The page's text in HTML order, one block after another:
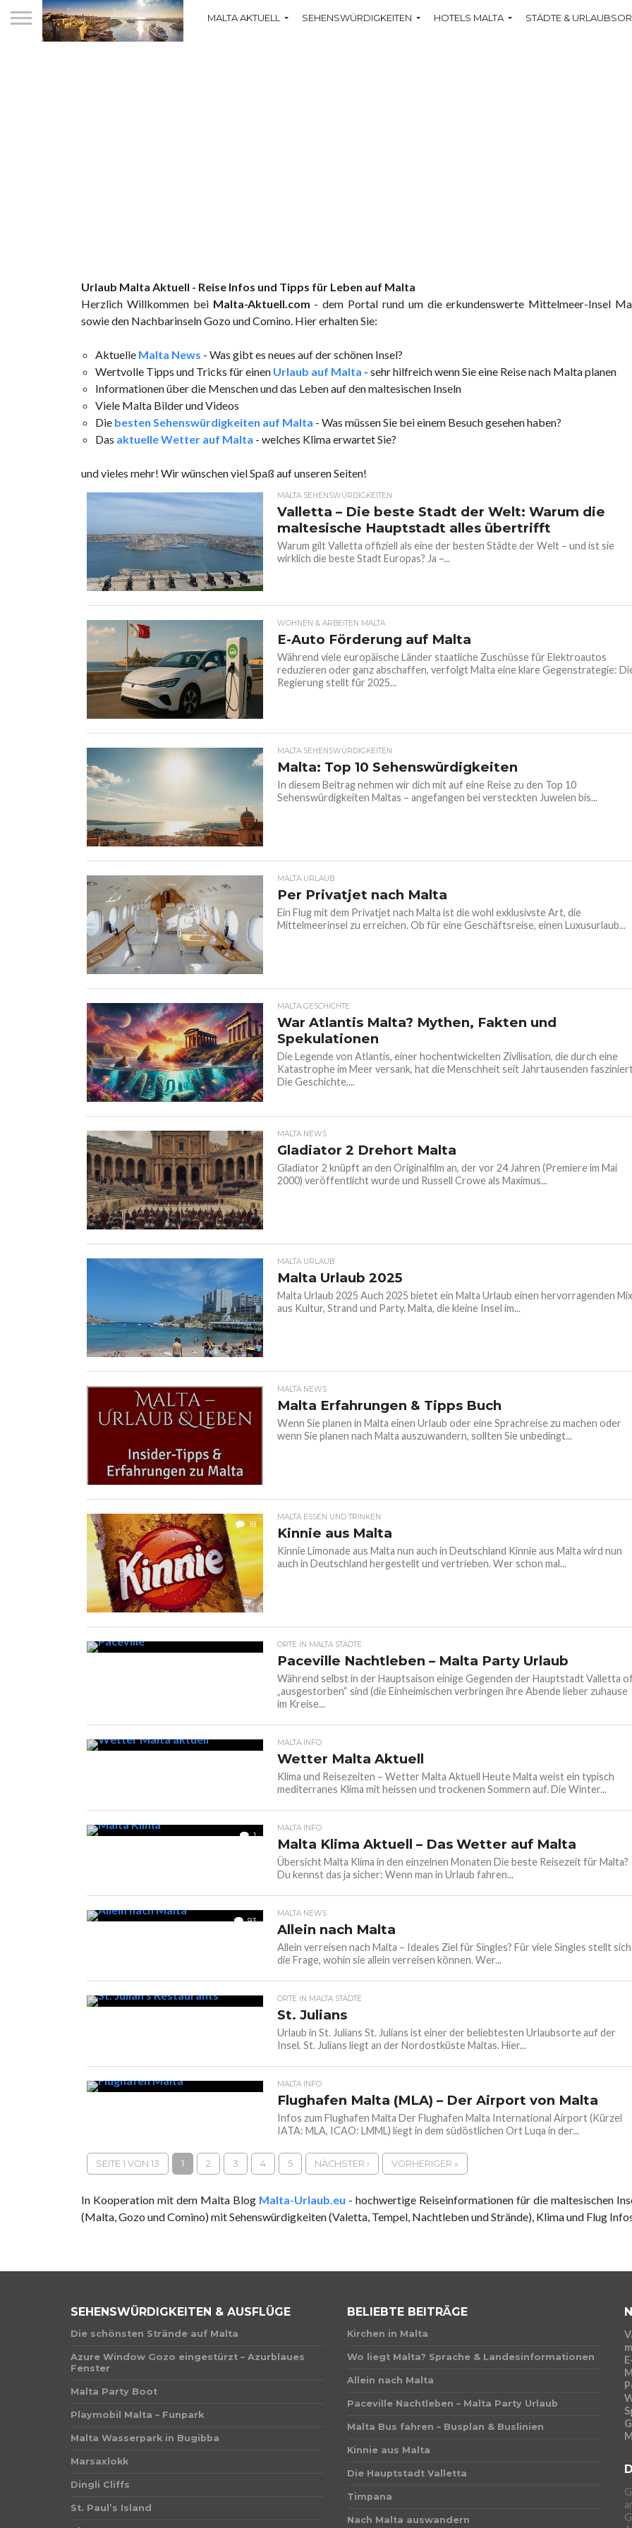
MALTA AKTUELL SEHENSWÜRDIGKEITEN HOTELS MALTA STÄDTE &
Urlaub Malta Aktuell - Reise Infos und Tipps für Leben auf Malta
Herzlich Willkommen bei Malta-Aktuell.com - dem Portal rund um die erkundenswerte Mittelmeer-Insel
sowie den Nachbarinseln Gozo und Comino. Hier erhalten Sie:
Aktuelle Malta News - Was gibt es neues auf der schönen Insel?
Wertvolle Tipps und Tricks für einen Urlaub auf Malta - sehr hilfreich wenn Sie eine Reise nach Malta planen
Informationen über die Menschen und das Leben auf den maltesischen Inseln
Viele Malta Bilder und Videos
Die besten Sehenswürdigkeiten auf Malta - Was müssen Sie bei einem Besuch gesehen haben?
Das aktuelle Wetter auf Malta - welches Klima erwartet Sie?
und vieles mehr! Wir wünschen viel Spaß auf unseren Seiten!
MALTA SEHENSWÜRDIGKEITEN
Valletta – Die beste Stadt der Welt: Warum die
maltesische Hauptstadt alles übertrifft
Warum gilt Valletta offiziell als eine der besten Städte der Welt – und ist sie
wirklich die beste Stadt Europas? Ja –...
WOHNEN & ARBEITEN MALTA
E-Auto Förderung auf Malta
Während viele europäische Länder staatliche Zuschüsse für Elektroautos
reduzieren oder ganz abschaffen, verfolgt Malta eine klare Gegenstrategie:
Regierung stellt für 2025...
MALTA SEHENSWÜRDIGKEITEN
Malta: Top 10 Sehenswürdigkeiten
In diesem Beitrag nehmen wir dich mit auf eine Reise zu den Top 10
Sehenswürdigkeiten Maltas – angefangen bei versteckten Juwelen bis...
MALTA URLAUB
Per Privatjet nach Malta
Ein Flug mit dem Privatjet nach Malta ist die wohl exklusivste Art, die
Mittelmeerinsel zu erreichen. Ob für eine Geschäftsreise, einen Luxusurlaub...
MALTA GESCHICHTE
War Atlantis Malta? Mythen, Fakten und
Spekulationen
Die Legende von Atlantis, einer hochentwickelten Zivilisation, die durch eine
Katastrophe im Meer versank, hat die Menschheit seit Jahrtausenden
Die Geschichte,...
MALTA NEWS
Gladiator 2 Drehort Malta
Gladiator 2 knüpft an den Originalfilm an, der vor 24 Jahren (Premiere im Mai
2000) veröffentlicht wurde und Russell Crowe als Maximus...
MALTA URLAUB
Malta Urlaub 2025
Malta Urlaub 2025 Auch 2025 bietet ein Malta Urlaub einen hervorragenden
aus Kultur, Strand und Party. Malta, die kleine Insel im...
MALTA NEWS
Malta Erfahrungen & Tipps Buch
Wenn Sie planen in Malta einen Urlaub oder eine Sprachreise zu machen oder
wenn Sie planen nach Malta auszuwandern, sollten Sie unbedingt...
18
MALTA ESSEN UND TRINKEN
Kinnie aus Malta
Kinnie Limonade aus Malta nun auch in Deutschland Kinnie aus Malta wird nun
auch in Deutschland hergestellt und vertrieben. Wer schon mal...
ORTE IN MALTA STÄDTE
Paceville Nachtleben – Malta Party Urlaub
Während selbst in der Hauptsaison einige Gegenden der Hauptstadt Valletta
„ausgestorben“ sind (die Einheimischen verbringen ihre Abende lieber zuhause
im Kreise...
MALTA INFO
Wetter Malta Aktuell
Klima und Reisezeiten – Wetter Malta Aktuell Heute Malta weist ein typisch
mediterranes Klima mit heissen und trockenen Sommern auf. Die Winter...
1
MALTA INFO
Malta Klima Aktuell – Das Wetter auf Malta
Übersicht Malta Klima in den einzelnen Monaten Die beste Reisezeit für Malta?
Du kennst das ja sicher: Wenn man in Urlaub fahren...
93
MALTA NEWS
Allein nach Malta
Allein verreisen nach Malta – Ideales Ziel für Singles? Für viele Singles stellt sich
die Frage, wohin sie allein verreisen können. Wer...
ORTE IN MALTA STÄDTE
St. Julians
Urlaub in St. Julians St. Julians ist einer der beliebtesten Urlaubsorte auf der
Insel. St. Julians liegt an der Nordostküste Maltas. Hier...
MALTA INFO
Flughafen Malta (MLA) – Der Airport von Malta
Infos zum Flughafen Malta Der Flughafen Malta International Airport (Kürzel
IATA: MLA, ICAO: LMML) liegt in dem südöstlichen Ort Luqa in der...
SEITE 1 VON 13 1 2 3 4 5 NÄCHSTER › VORHERIGER »
In Kooperation mit dem Malta Blog Malta-Urlaub.eu - hochwertige Reiseinformationen für die maltesischen
(Malta, Gozo und Comino) mit Sehenswürdigkeiten (Valetta, Tempel, Nachtleben und Strände), Klima und Flug
SEHENSWÜRDIGKEITEN & AUSFLÜGE
Die schönsten Strände auf Malta
Azure Window Gozo eingestürzt – Azurblaues
Fenster
Malta Party Boot
Playmobil Malta – Funpark
Malta Wasserpark in Bugibba
Marsaxlokk
Dingli Cliffs
St. Paul’s Island
BELIEBTE BEITRÄGE
Kirchen in Malta
Wo liegt Malta? Sprache & Landesinformationen
Allein nach Malta
Paceville Nachtleben – Malta Party Urlaub
Malta Bus fahren – Busplan & Buslinien
Kinnie aus Malta
Die Hauptstadt Valletta
Timpana
Nach Malta auswandern